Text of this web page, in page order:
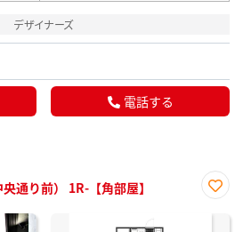
デザイナーズ
電話する
通り前） 1R-【角部屋】
に入